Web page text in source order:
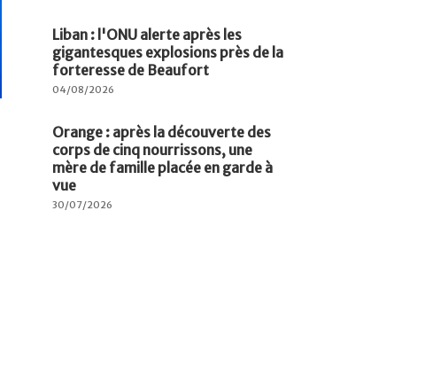
Liban : l'ONU alerte après les
gigantesques explosions près de la
forteresse de Beaufort
04/08/2026
Orange : après la découverte des
corps de cinq nourrissons, une
mère de famille placée en garde à
vue
30/07/2026